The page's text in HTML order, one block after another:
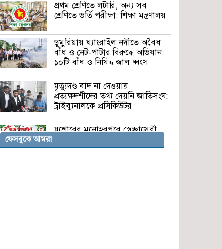
প্রথম শ্রেণিতে লটারি, অন্য সব
শ্রেণিতে ভর্তি পরীক্ষা: শিক্ষা মন্ত্রণালয়
ডুমুরিয়ায় ঘ্যাংরাইল নদীতে অবৈধ
বাঁধ ও নেট-পাটার বিরুদ্ধে অভিযান:
১০টি বাঁধ ও নিষিদ্ধ জাল ধ্বংস
মৃত্যুদণ্ড বাদ না দেওয়ায়
প্রত্যক্ষদর্শীদের তথ্য দেয়নি জাতিসংঘ:
ট্রাইব্যুনালকে প্রসিকিউটর
যশোরের মনোহরপুরে স্বেচ্ছাসেবী
শুক্রবার
ফেসবুকে আমরা